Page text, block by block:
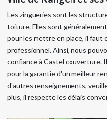
Les zingueries sont les
toiture. Elles sont
pour les mettre en place, il faut
professionnel. Ainsi, nous
confiance à Castel couverture.
pour la garantie d'un meilleur
d'autres renseignements,
plus, il respecte les délais